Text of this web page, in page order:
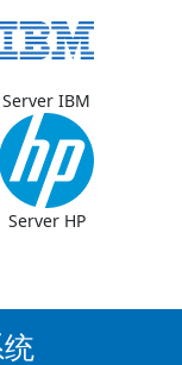
Server IBM
Server HP